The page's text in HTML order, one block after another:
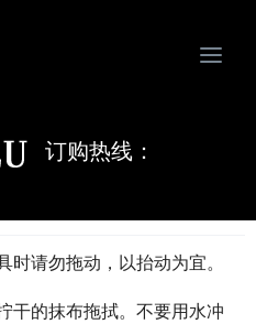
订购热线：
请勿拖动，以抬动为宜。
干的抹布拖拭。不要用水冲